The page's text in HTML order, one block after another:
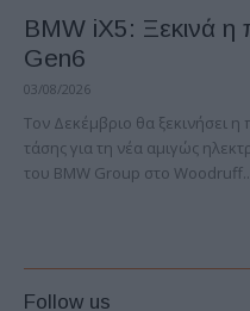
BMW iX5: Ξεκινά
Gen6
03/08/2026
Τον Δεκέμβριο θα ξεκινήσει
τάσης για τη νέα αμιγώς
του BMW Group στο
Follow us